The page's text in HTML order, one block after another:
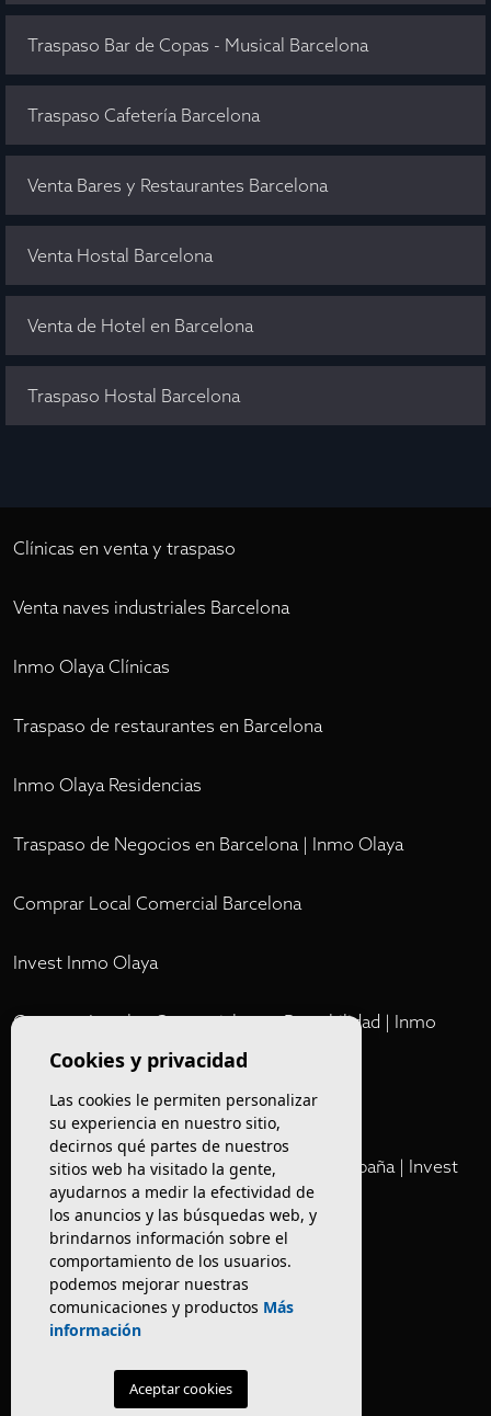
Traspaso Bar de Copas - Musical Barcelona
Traspaso Cafetería Barcelona
Venta Bares y Restaurantes Barcelona
Venta Hostal Barcelona
Venta de Hotel en Barcelona
Traspaso Hostal Barcelona
Clínicas en venta y traspaso
Venta naves industriales Barcelona
Inmo Olaya Clínicas
Traspaso de restaurantes en Barcelona
Inmo Olaya Residencias
Traspaso de Negocios en Barcelona | Inmo Olaya
Comprar Local Comercial Barcelona
Invest Inmo Olaya
Comprar Locales Comerciales en Rentabilidad | Inmo
Olaya
Cartera Privada de Activos Hoteleros en España | Invest
Inmo Olaya
Venta de edificios
Comprar restaurante en Barcelona
Negocios en rentabilidad en Barcelona
Cookies y privacidad
Las cookies le permiten personalizar
su experiencia en nuestro sitio,
decirnos qué partes de nuestros
sitios web ha visitado la gente,
ayudarnos a medir la efectividad de
los anuncios y las búsquedas web, y
brindarnos información sobre el
comportamiento de los usuarios.
podemos mejorar nuestras
comunicaciones y productos Más
información
Aceptar cookies